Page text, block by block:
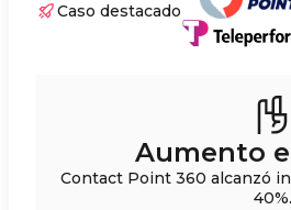
Caso destacado
Aumento
Contact Point 360 alcanzó
40%.